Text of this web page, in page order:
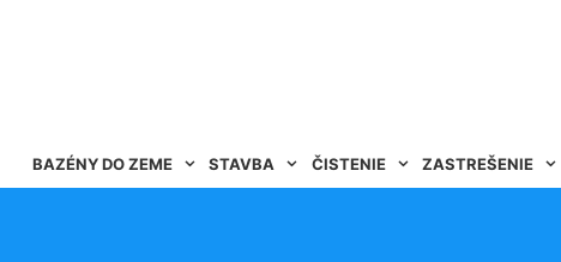
BAZÉNY DO ZEME STAVBA ČISTENIE ZASTREŠENIE